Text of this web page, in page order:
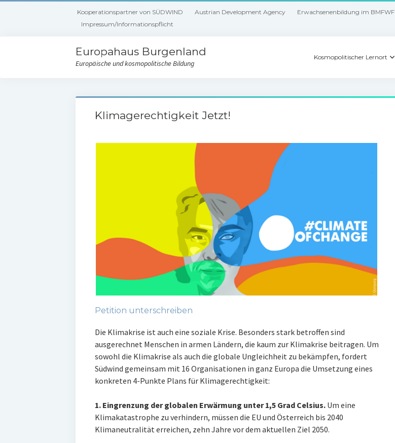
Kooperationspartner von SÜDWIND Austrian Development Agency Erwachsenenbildung im BMFWF
Impressum/Informationspflicht
Europahaus Burgenland
Europäische und kosmopolitische Bildung
Kosmopolitischer Lernort
Klimagerechtigkeit Jetzt!
Petition unterschreiben
Die Klimakrise ist auch eine soziale Krise. Besonders stark betroffen sind
ausgerechnet Menschen in armen Ländern, die kaum zur Klimakrise beitragen. Um
sowohl die Klimakrise als auch die globale Ungleichheit zu bekämpfen, fordert
Südwind gemeinsam mit 16 Organisationen in ganz Europa die Umsetzung eines
konkreten 4-Punkte Plans für Klimagerechtigkeit:
1. Eingrenzung der globalen Erwärmung unter 1,5 Grad Celsius.Um eine
Klimakatastrophe zu verhindern, müssen die EU und Österreich bis 2040
Klimaneutralität erreichen, zehn Jahre vor dem aktuellen Ziel 2050.